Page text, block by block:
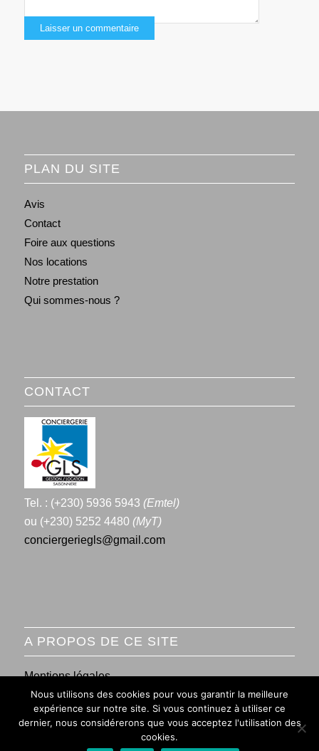
PLAN DU SITE
Avis
Contact
Foire aux questions
Nos locations
Notre prestation
Qui sommes-nous ?
CONTACT
Tel. : (+230) 5936 5943 (Emtel)
ou (+230) 5252 4480 (MyT)
conciergeriegls@gmail.com
A PROPOS DE CE SITE
Mentions légales
Conditions générales de vente
Nous utilisons des cookies pour vous garantir la meilleure
expérience sur notre site. Si vous continuez à utiliser ce
dernier, nous considérerons que vous acceptez l'utilisation des
cookies.